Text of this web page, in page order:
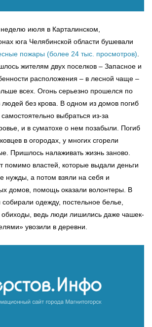
июля в Карталинском,
юга Челябинской области бушевали
пожары (более 24 тыс. просмотров).
жителям двух поселков – Запасное и
расположения – в лесной чаще –
всех. Огонь серьезно прошелся по
людей без крова. В одном из домов погиб
выбраться из-за
и в суматохе о нем позабыли. Погиб
в огородах, у многих сгорели
Пришлось налаживать жизнь заново.
помимо властей, которые выдали деньги
нужды, а потом взяли на себя и
домов, помощь оказали волонтеры. В
собирали одежду, постельное белье,
ведь люди лишились даже чашек-
увозили в деревни.